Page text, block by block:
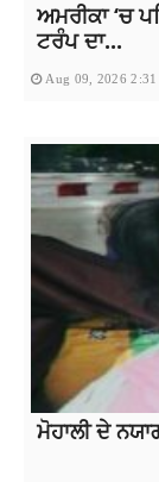
ਅਮਰੀਕਾ ‘ਚ
ਟਰੰਪ ਦਾ...
Aug 09, 2026 2:31
ਮੋਹਾਲੀ ਦੇ